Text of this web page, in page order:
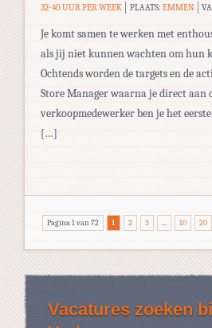
32-40 UUR PER WEEK PLAATS: EMMEN
Je komt samen te werken met
als jij niet kunnen wachten om hun
Ochtends worden de targets en de
Store Manager waarna je direct aan
verkoopmedewerker ben je het
[…]
Pagina 1 van 72 1 2 3 ... 10 20
Vacatures zoeken